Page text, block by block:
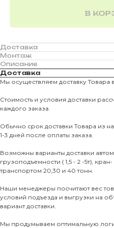
В
Доставка
Монтаж
Описание
Доставка
Мы осуществляем доставку
Стоимость и условия доставки
каждого заказа.
Обычно срок доставки Товара из
1-3 дней после оплаты заказа.
Возможны варианты доставки
грузоподъемности ( 1,5 - 2 -5т),
транспортом 20,30 и 40 тонн.
Наши менеджеры посчитают вес
условий подъезда и выгрузки на
вариант доставки.
Мы продумываем оптимальную